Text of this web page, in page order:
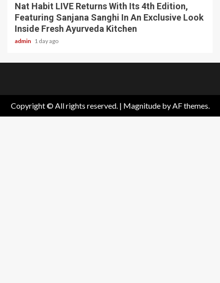
Nat Habit LIVE Returns With Its 4th Edition,
Featuring Sanjana Sanghi In An Exclusive Look
Inside Fresh Ayurveda Kitchen
admin 1 day ago
Copyright © All rights reserved. | Magnitudeby AF themes.